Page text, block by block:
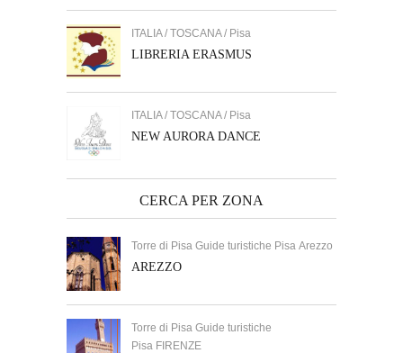
ITALIA / TOSCANA / Pisa
LIBRERIA ERASMUS
ITALIA / TOSCANA / Pisa
NEW AURORA DANCE
CERCA PER ZONA
Torre di Pisa Guide turistiche Pisa Arezzo
AREZZO
Torre di Pisa Guide turistiche
Pisa FIRENZE